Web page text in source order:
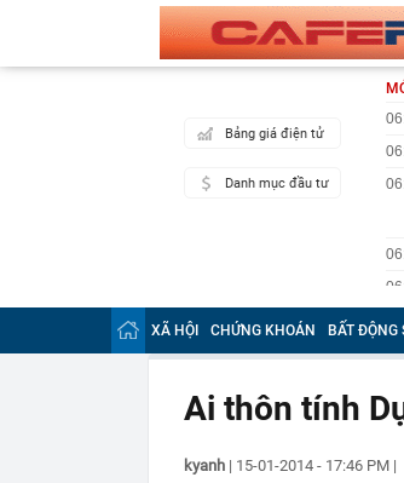
Bảng giá điện tử
Danh mục đầu tư
XÃ HỘI CHỨNG KHOÁN BẤT ĐỘNG
Ai thôn tính
kyanh | 15-01-2014 - 17:46 PM |